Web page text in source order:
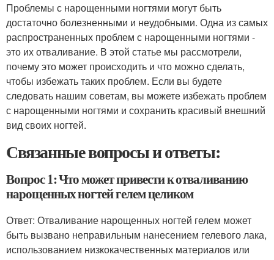
Проблемы с нарощенными ногтями могут быть
достаточно болезненными и неудобными. Одна из самых
распространенных проблем с нарощенными ногтями -
это их отваливание. В этой статье мы рассмотрели,
почему это может происходить и что можно сделать,
чтобы избежать таких проблем. Если вы будете
следовать нашим советам, вы можете избежать проблем
с нарощенными ногтями и сохранить красивый внешний
вид своих ногтей.
Связанные вопросы и ответы:
Вопрос 1: Что может привести к отваливанию
нарощенных ногтей гелем целиком
Ответ: Отваливание нарощенных ногтей гелем может
быть вызвано неправильным нанесением гелевого лака,
использованием низкокачественных материалов или